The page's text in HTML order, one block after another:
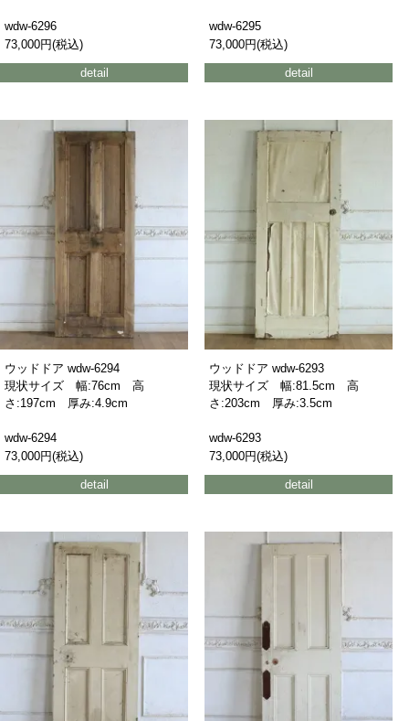
wdw-6296
73,000円(税込)
detail
wdw-6295
73,000円(税込)
detail
ウッドドア wdw-6294
現状サイズ 幅:76cm 高
さ:197cm 厚み:4.9cm
wdw-6294
73,000円(税込)
detail
ウッドドア wdw-6293
現状サイズ 幅:81.5cm 高
さ:203cm 厚み:3.5cm
wdw-6293
73,000円(税込)
detail